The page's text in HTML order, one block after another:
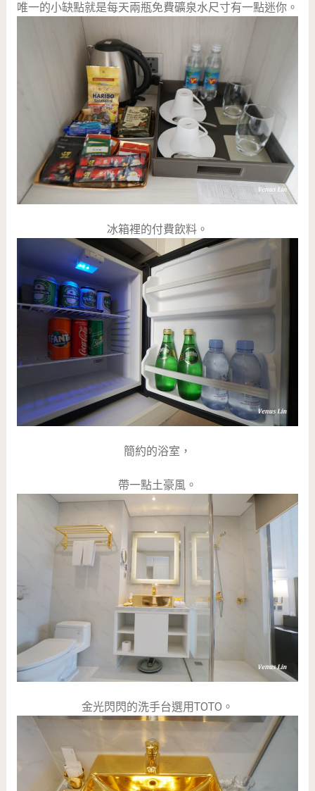
唯一的小缺點就是每天兩瓶免費礦泉水尺寸有一點迷你。
冰箱裡的付費飲料。
簡約的浴室，
帶一點土豪風。
金光閃閃的洗手台選用TOTO。